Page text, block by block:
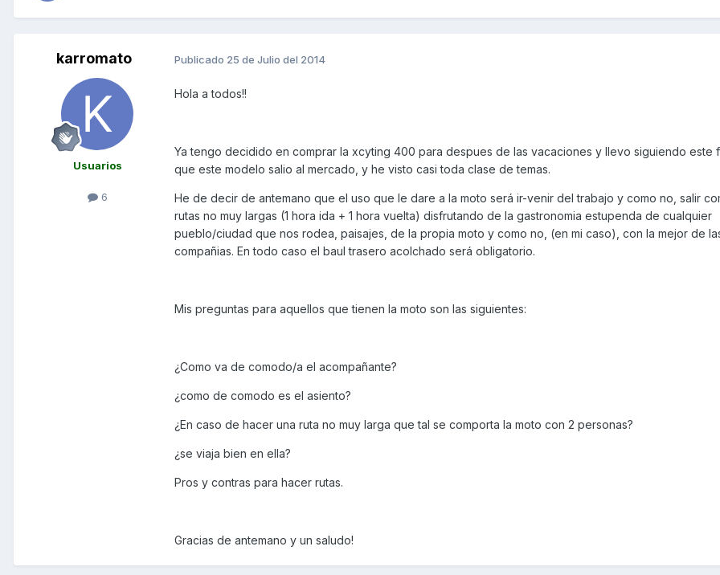
karromato
Usuarios
6
Publicado 25 de Julio del 2014
Hola a todos!!
Ya tengo decidido en comprar la xcyting 400 para despues de las vacaciones y llevo siguiendo este
que este modelo salio al mercado, y he visto casi toda clase de temas.
He de decir de antemano que el uso que le dare a la moto será ir-venir del trabajo y como no, salir
rutas no muy largas (1 hora ida + 1 hora vuelta) disfrutando de la gastronomia estupenda de cualquier
pueblo/ciudad que nos rodea, paisajes, de la propia moto y como no, (en mi caso), con la mejor de
compañias. En todo caso el baul trasero acolchado será obligatorio.
Mis preguntas para aquellos que tienen la moto son las siguientes:
¿Como va de comodo/a el acompañante?
¿como de comodo es el asiento?
¿En caso de hacer una ruta no muy larga que tal se comporta la moto con 2 personas?
¿se viaja bien en ella?
Pros y contras para hacer rutas.
Gracias de antemano y un saludo!